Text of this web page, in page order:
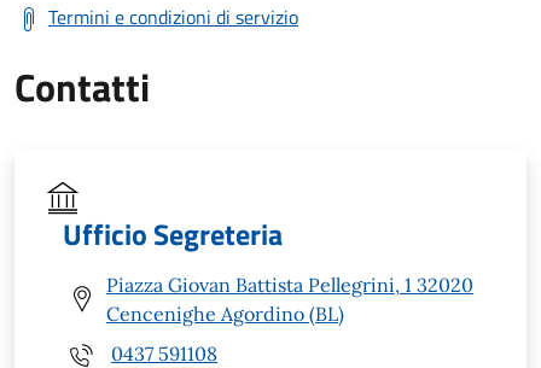
Termini e condizioni di servizio
Contatti
Ufficio Segreteria
Piazza Giovan Battista Pellegrini, 1 32020
Cencenighe Agordino (BL)
0437 591108